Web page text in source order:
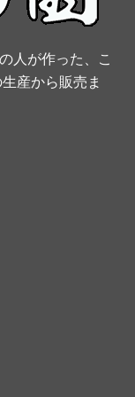
e
人が作った、こ
産から販売ま